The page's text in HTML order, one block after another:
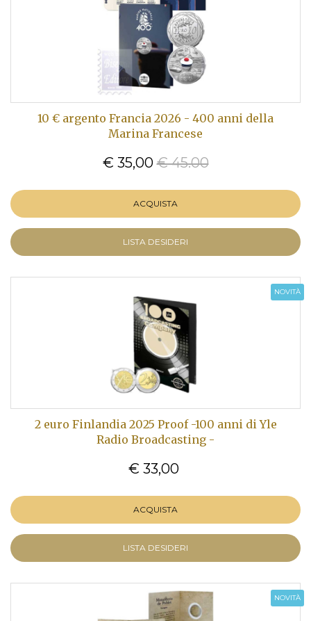
10 € argento Francia 2026 - 400 anni della
Marina Francese
€ 35,00 € 45.00
ACQUISTA
LISTA DESIDERI
NOVITÀ
2 euro Finlandia 2025 Proof -100 anni di Yle
Radio Broadcasting -
€ 33,00
ACQUISTA
LISTA DESIDERI
NOVITÀ